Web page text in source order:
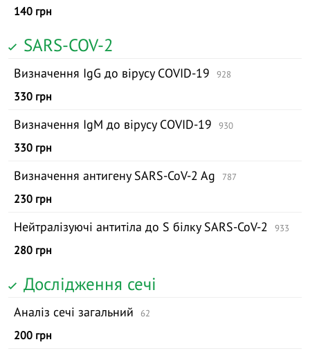
140 грн
SARS-COV-2
Визначення IgG до вірусу COVID-19 928
330 грн
Визначення IgM до вірусу COVID-19 930
330 грн
Визначення антигену SARS-CoV-2 Ag 787
230 грн
Нейтралізуючі антитіла до S білку SARS-CoV-2 933
280 грн
Дослідження сечі
Аналіз сечі загальний 62
200 грн